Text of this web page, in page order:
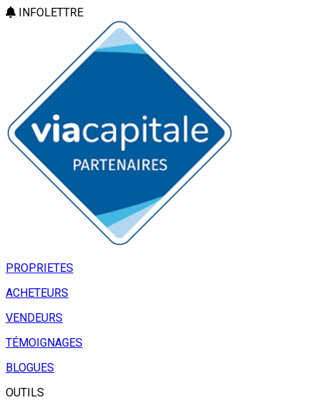
INFOLETTRE
PROPRIETES
ACHETEURS
VENDEURS
TÉMOIGNAGES
BLOGUES
OUTILS